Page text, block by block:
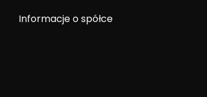
Informacje o spółce